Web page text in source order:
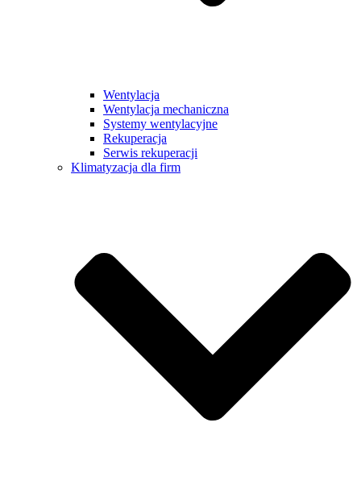
Wentylacja
Wentylacja mechaniczna
Systemy wentylacyjne
Rekuperacja
Serwis rekuperacji
Klimatyzacja dla firm